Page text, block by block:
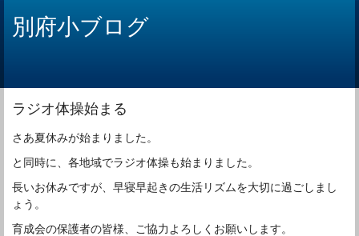
別府小ブログ
ラジオ体操始まる
さあ夏休みが始まりました。
と同時に、各地域でラジオ体操も始まりました。
長いお休みですが、早寝早起きの生活リズムを大切に過ごしまし
ょう。
育成会の保護者の皆様、ご協力よろしくお願いします。